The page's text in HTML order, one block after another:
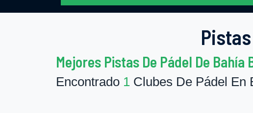
Mejores Pistas De Pádel De
Encontrado 1 Clubes De Pádel En